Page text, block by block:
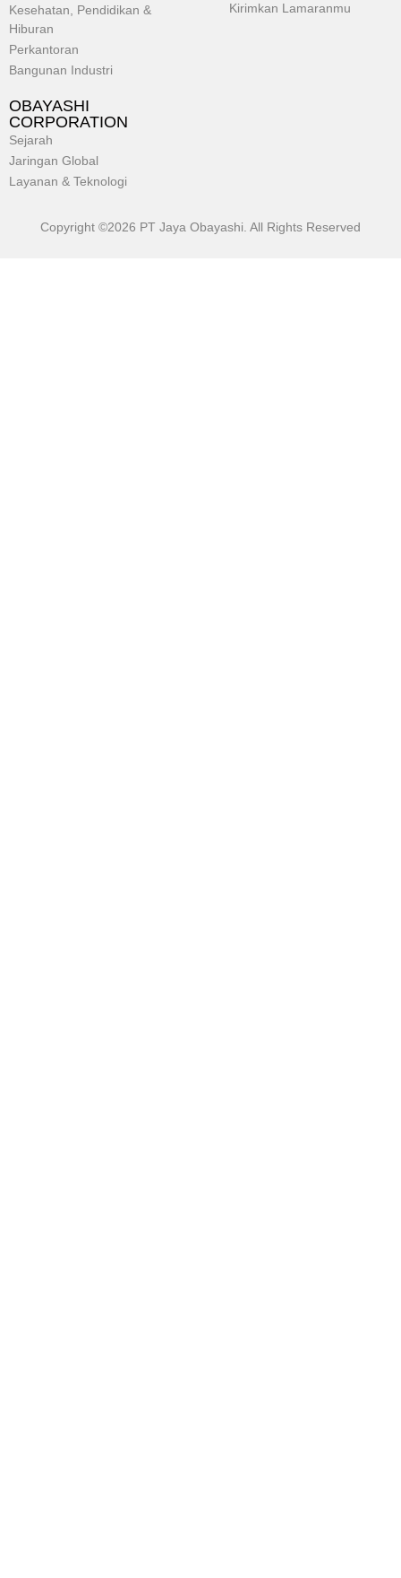
Kesehatan, Pendidikan &
Hiburan
Perkantoran
Bangunan Industri
Kirimkan Lamaranmu
OBAYASHI
CORPORATION
Sejarah
Jaringan Global
Layanan & Teknologi
Copyright ©2026 PT Jaya Obayashi. All Rights Reserved